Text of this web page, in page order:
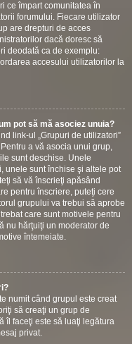
ce împart comunitatea în
forumului. Fiecare utilizator
are drepturi de acces
dacă doresc să
deodată ca de exemplu:
accesului utilizatorilor la
pot să mă asociez unuia?
link-ul „Grupuri de utilizatori”
a vă asocia unui grup,
sunt deschise. Unele
unele sunt închise şi altele pot
să vă înscrieţi apăsând
pentru înscriere, puteţi cere
grupului va trebui să aprobe
care sunt motivele pentru
nu hărţuiţi un moderator de
întemeiate.
numit când grupul este creat
să creaţi un grup de
îl faceţi este să luaţi legătura
privat.